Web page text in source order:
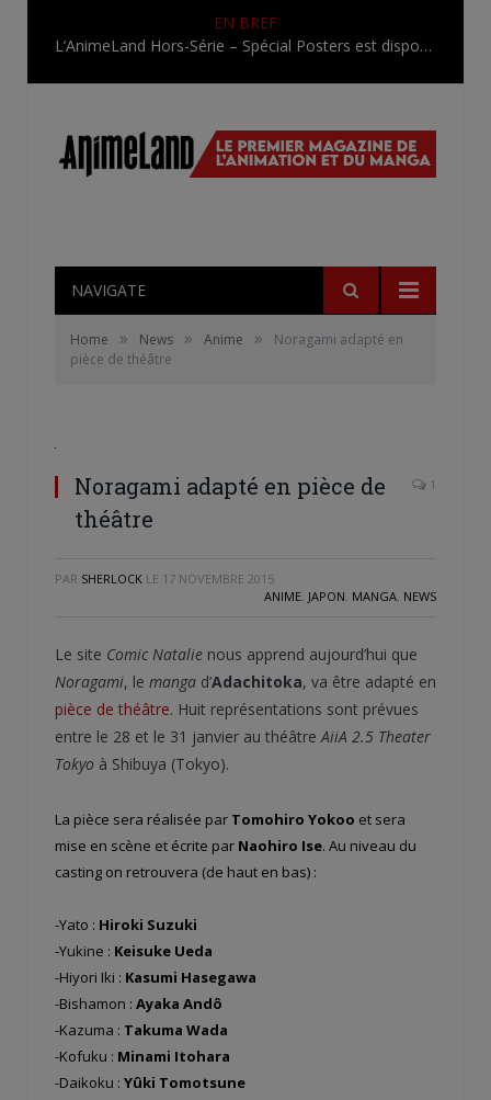
EN BREF
L’AnimeLand Hors-Série – Spécial Posters est disponible !
NAVIGATE
Home » News » Anime »
Noragami adapté en
pièce de théâtre
Noragami adapté en pièce de
théâtre
1
PAR SHERLOCK LE 17 NOVEMBRE 2015
ANIME, JAPON, MANGA, NEWS
Le site Comic Natalie nous apprend aujourd’hui que
Noragami, le manga d’Adachitoka, va être adapté en
pièce de théâtre. Huit représentations sont prévues
entre le 28 et le 31 janvier au théâtreAiiA 2.5 Theater
Tokyo à Shibuya (Tokyo).
La pièce sera réalisée par Tomohiro Yokoo et sera
mise en scène et écrite par Naohiro Ise. Au niveau du
casting on retrouvera (de haut en bas) :
-Yato : Hiroki Suzuki
-Yukine : Keisuke Ueda
-Hiyori Iki : Kasumi Hasegawa
-Bishamon : Ayaka Andô
-Kazuma : Takuma Wada
-Kofuku : Minami Itohara
-Daikoku : Yûki Tomotsune